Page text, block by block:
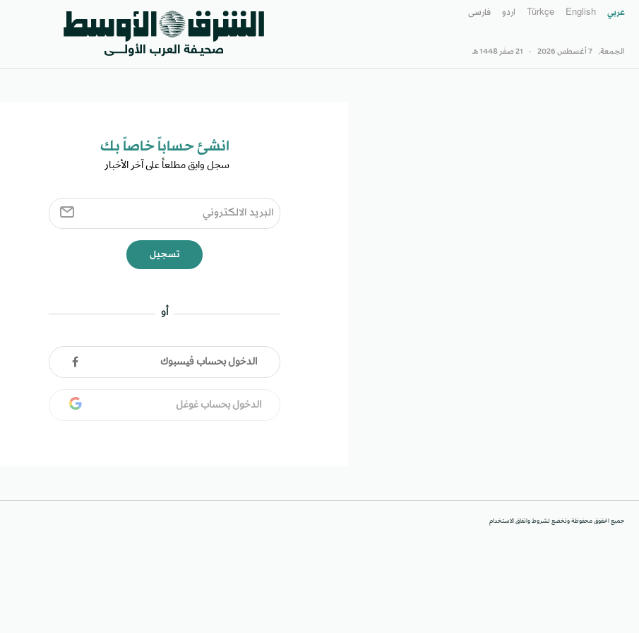
عربي English
Türkçe اردو فارسى
الجمعة, 7 أغسطس 2026 - 21 صفَر 1448 هـ
انشئ حساباً خاصاً بك​
سجل وابق مطلعاً على آخر الأخبار ​
تسجيل
أو
الدخول بحساب فيسبوك
الدخول بحساب غوغل
جميع الحقوق محفوظة وتخضع لشروط واتفاق الاستخدام